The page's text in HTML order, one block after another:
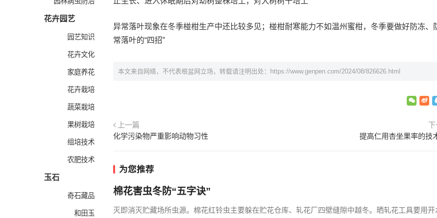
花卉园艺
园艺知识
花卉文化
家庭养花
花卉栽培
蔬菜栽培
果树栽培
组培技术
农肥技术
玉石
奇石藏品
和田玉
异常落叶现象在冬季椪柑生产中还比较多见；椪柑耐寒能力不如温州蜜柑，冬季要做好防冻、
常落叶的“四招”
本文来自网络，不代表根盆网立场，转载请注明出处： https://www.genpen.com/2024/08/826626.html
上一篇
化学污染物严重影响动物习性
提高仁用杏坐果率的技
为您推荐
棉花害虫冬防“五字诀”
灭即消灭贮藏场所虫源。棉花红铃虫主要躲在贮花仓库、轧花厂四壁缝隙中越冬。晒轧花工具要用开